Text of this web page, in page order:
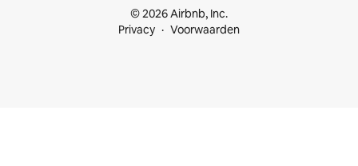
© 2026 Airbnb, Inc.
Privacy
Voorwaarden